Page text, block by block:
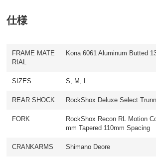
仕様
FRAME MATE
RIAL
Kona 6061 Aluminum Butted
SIZES S, M, L
REAR SHOCK RockShox Deluxe Select
FORK
RockShox Recon RL Motion
mm Tapered 110mm Spacing
CRANKARMS Shimano Deore